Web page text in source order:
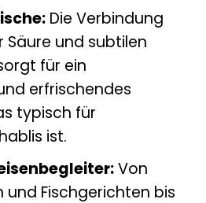
Die Verbindung
und subtilen
für ein
erfrischendes
typisch für
ist.
Von
und Fischgerichten bis